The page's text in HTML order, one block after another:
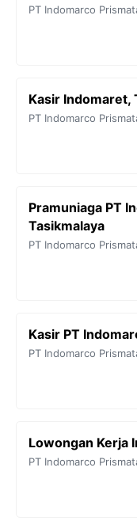
PT Indomarco
Kasir Indomaret,
PT Indomarco
Pramuniaga PT
Tasikmalaya
PT Indomarco
Kasir PT
PT Indomarco
Lowongan Kerja
PT Indomarco